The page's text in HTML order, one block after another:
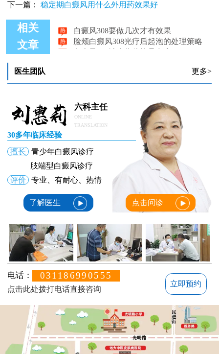
下一篇： 稳定期白癜风用什么外用药效果好
相关
文章
脸颊白癜风308光疗后起泡的处理策略
白癜风308治疗仪价格是多少
医生团队 更多>
六科主任
ONLINE
TRANSLATION
30多年临床经验
擅长
青少年白癜风诊疗
肢端型白癜风诊疗
评价
专业、有耐心、热情
了解医生 点击问诊
电话： 031186990555
点击此处拨打电话直接咨询
立即预约